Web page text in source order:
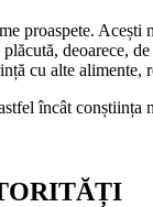
proaspete.
cu alte alimente,
încât conștiința